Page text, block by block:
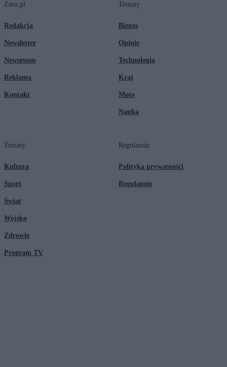
Zero.pl
Redakcja
Newsletter
Newsroom
Reklama
Kontakt
Tematy
Biznes
Opinie
Technologia
Kraj
Moto
Nauka
Tematy
Kultura
Sport
Świat
Wojsko
Zdrowie
Program TV
Regulamin
Polityka prywatności
Regulamin